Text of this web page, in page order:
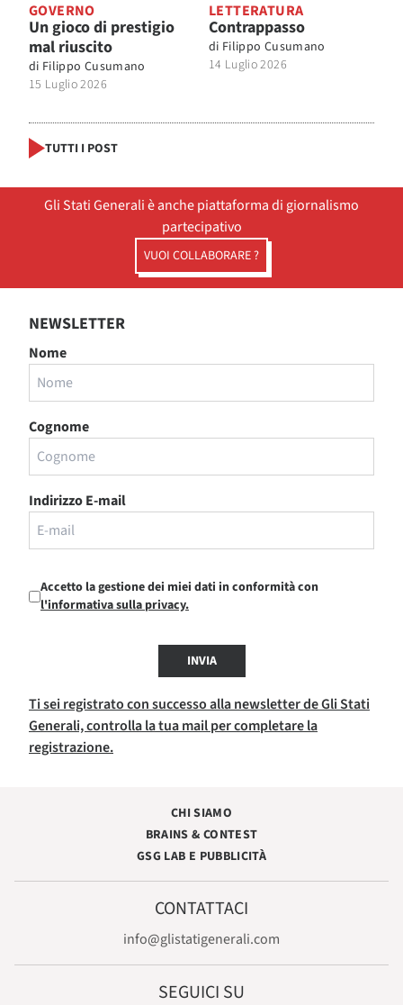
GOVERNO
Un gioco di prestigio
mal riuscito
di Filippo Cusumano
15 Luglio 2026
LETTERATURA
Contrappasso
di Filippo Cusumano
14 Luglio 2026
TUTTI I POST
Gli Stati Generali è anche piattaforma di giornalismo
partecipativo
VUOI COLLABORARE ?
NEWSLETTER
Nome
Cognome
Indirizzo E-mail
Accetto la gestione dei miei dati in conformità con
l'informativa sulla privacy.
INVIA
Ti sei registrato con successo alla newsletter de Gli Stati
Generali, controlla la tua mail per completare la
registrazione.
CHI SIAMO
BRAINS & CONTEST
GSG LAB E PUBBLICITÀ
CONTATTACI
info@glistatigenerali.com
SEGUICI SU